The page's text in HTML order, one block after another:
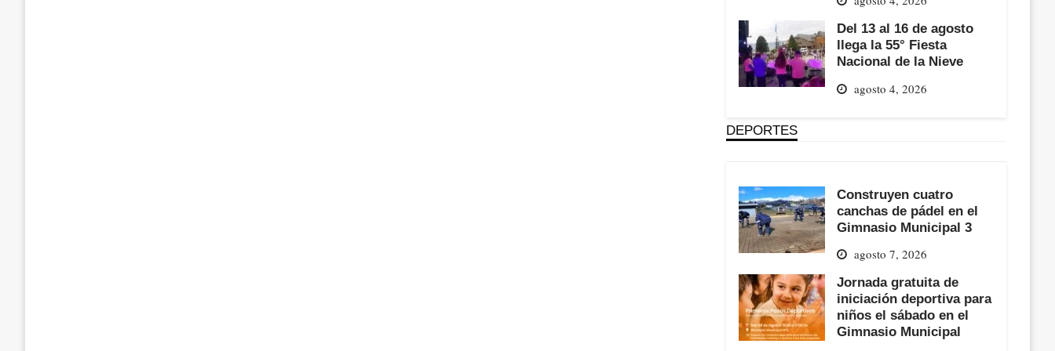
Del 13 al 16 de agosto
llega la 55° Fiesta
Nacional de la Nieve
agosto 4, 2026
DEPORTES
Construyen cuatro
canchas de pádel en el
Gimnasio Municipal 3
agosto 7, 2026
Jornada gratuita de
iniciación deportiva para
niños el sábado en el
Gimnasio Municipal